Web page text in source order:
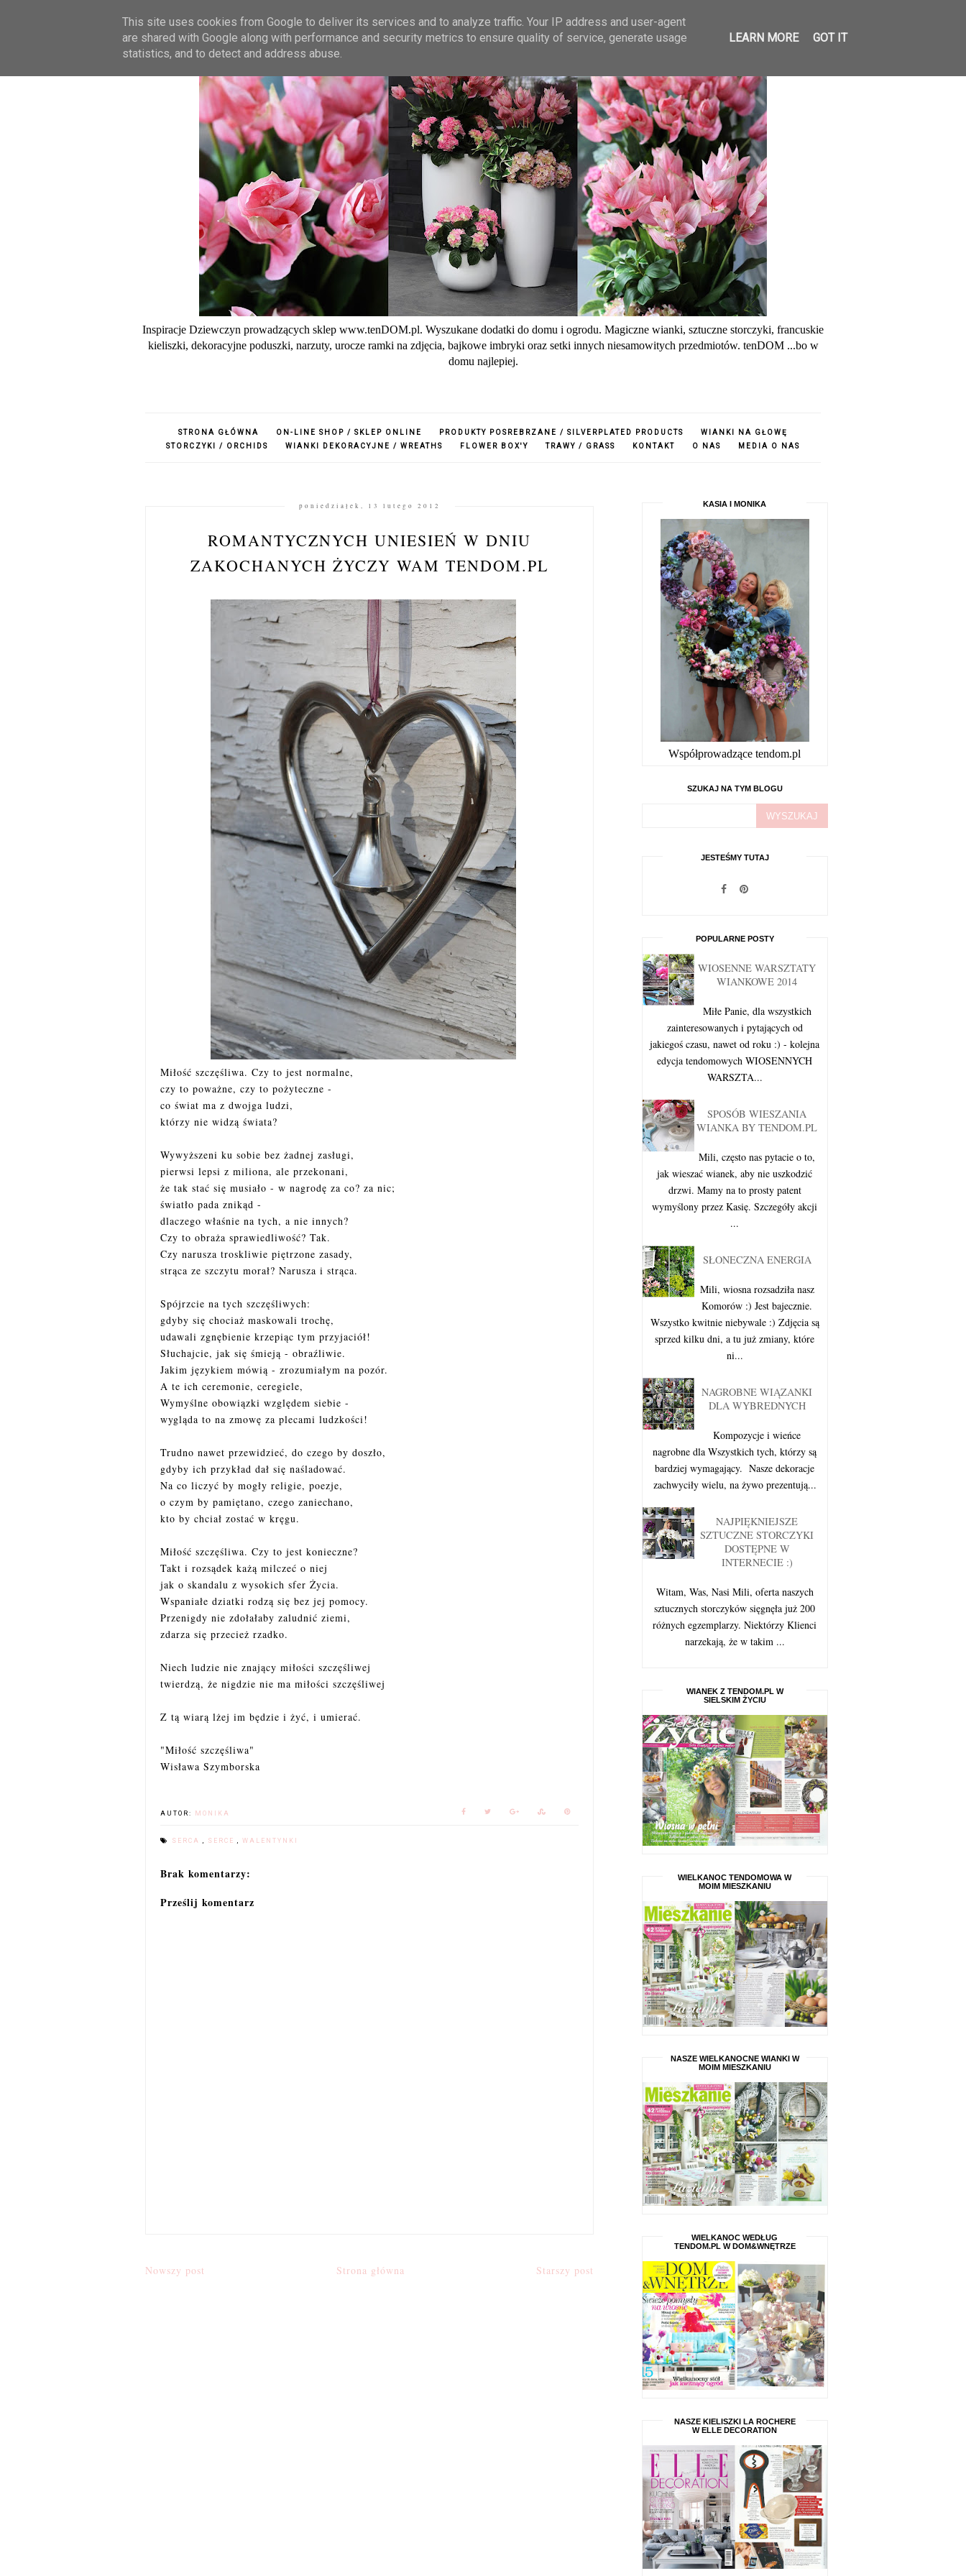
Inspiracje Dziewczyn prowadzących sklep www.tenDOM.pl. Wyszukane dodatki do domu i ogrodu. Magiczne wianki, sztuczne storczyki, francuskie
kieliszki, dekoracyjne poduszki, narzuty, urocze ramki na zdjęcia, bajkowe imbryki oraz setki innych niesamowitych przedmiotów. tenDOM ...bo w
domu najlepiej.
STRONA GŁÓWNA ON-LINE SHOP / SKLEP ONLINE PRODUKTY POSREBRZANE / SILVERPLATED PRODUCTS
WIANKI NA GŁOWĘ
STORCZYKI / ORCHIDS
WIANKI DEKORACYJNE / WREATHS FLOWER BOX'Y TRAWY / GRASS KONTAKT O NAS MEDIA O NAS
poniedziałek, 13 lutego 2012
ROMANTYCZNYCH UNIESIEŃ W DNIU
ZAKOCHANYCH ŻYCZY WAM TENDOM.PL
Miłość szczęśliwa. Czy to jest normalne,
czy to poważne, czy to pożyteczne -
co świat ma z dwojga ludzi,
którzy nie widzą świata?
Wywyższeni ku sobie bez żadnej zasługi,
pierwsi lepsi z miliona, ale przekonani,
że tak stać się musiało - w nagrodę za co? za nic;
światło pada znikąd -
dlaczego właśnie na tych, a nie innych?
Czy to obraża sprawiedliwość? Tak.
Czy narusza troskliwie piętrzone zasady,
strąca ze szczytu morał? Narusza i strąca.
Spójrzcie na tych szczęśliwych:
gdyby się chociaż maskowali trochę,
udawali zgnębienie krzepiąc tym przyjaciół!
Słuchajcie, jak się śmieją - obraźliwie.
Jakim językiem mówią - zrozumiałym na pozór.
A te ich ceremonie, ceregiele,
Wymyślne obowiązki względem siebie -
wygląda to na zmowę za plecami ludzkości!
Trudno nawet przewidzieć, do czego by doszło,
gdyby ich przykład dał się naśladować.
Na co liczyć by mogły religie, poezje,
o czym by pamiętano, czego zaniechano,
kto by chciał zostać w kręgu.
Miłość szczęśliwa. Czy to jest konieczne?
Takt i rozsądek każą milczeć o niej
jak o skandalu z wysokich sfer Życia.
Wspaniałe dziatki rodzą się bez jej pomocy.
Przenigdy nie zdołałaby zaludnić ziemi,
zdarza się przecież rzadko.
Niech ludzie nie znający miłości szczęśliwej
twierdzą, że nigdzie nie ma miłości szczęśliwej
Z tą wiarą lżej im będzie i żyć, i umierać.
"Miłość szczęśliwa"
Wisława Szymborska
AUTOR: MONIKA
SERCA , SERCE , WALENTYNKI
Brak komentarzy:
Prześlij komentarz
Nowszy post Starszy post
Strona główna
KASIA I MONIKA
Współprowadzące tendom.pl
SZUKAJ NA TYM BLOGU
JESTEŚMY TUTAJ
POPULARNE POSTY
WIOSENNE WARSZTATY
WIANKOWE 2014
Miłe Panie, dla wszystkich
zainteresowanych i pytających od
jakiegoś czasu, nawet od roku :) - kolejna
edycja tendomowych WIOSENNYCH
WARSZTA...
SPOSÓB WIESZANIA
WIANKA BY TENDOM.PL
Mili, często nas pytacie o to,
jak wieszać wianek, aby nie uszkodzić
drzwi. Mamy na to prosty patent
wymyślony przez Kasię. Szczegóły akcji
...
SŁONECZNA ENERGIA
Mili, wiosna rozsadziła nasz
Komorów :) Jest bajecznie.
Wszystko kwitnie niebywale :) Zdjęcia są
sprzed kilku dni, a tu już zmiany, które
ni...
NAGROBNE WIĄZANKI
DLA WYBREDNYCH
Kompozycje i wieńce
nagrobne dla Wszystkich tych, którzy są
bardziej wymagający. Nasze dekoracje
zachwyciły wielu, na żywo prezentują...
NAJPIĘKNIEJSZE
SZTUCZNE STORCZYKI
DOSTĘPNE W
INTERNECIE :)
Witam, Was, Nasi Mili, oferta naszych
sztucznych storczyków sięgnęła już 200
różnych egzemplarzy. Niektórzy Klienci
narzekają, że w takim ...
WIANEK Z TENDOM.PL W
SIELSKIM ŻYCIU
WIELKANOC TENDOMOWA W
MOIM MIESZKANIU
NASZE WIELKANOCNE WIANKI W
MOIM MIESZKANIU
WIELKANOC WEDŁUG
TENDOM.PL W DOM&WNĘTRZE
NASZE KIELISZKI LA ROCHERE
W ELLE DECORATION
This site uses cookies from Google to deliver its services and to analyze traffic. Your IP address and user-agent
are shared with Google along with performance and security metrics to ensure quality of service, generate usage
statistics, and to detect and address abuse.
LEARN MORE GOT IT